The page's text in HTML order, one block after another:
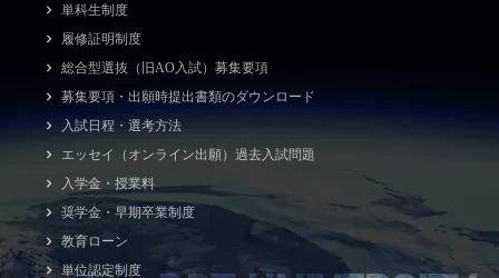
単科生制度
履修証明制度
総合型選抜（旧AO入試）募集要項
募集要項・出願時提出書類のダウンロード
入試日程・選考方法
エッセイ（オンライン出願）過去入試問題
入学金・授業料
奨学金・早期卒業制度
教育ローン
単位認定制度